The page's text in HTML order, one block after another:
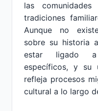
las
tradiciones
Aunque no
sobre su historia
estar ligado a
específicos, y su
refleja procesos
cultural a lo largo